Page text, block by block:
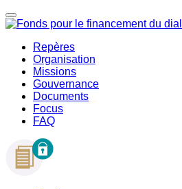
Repères
Organisation
Missions
Gouvernance
Documents
Focus
FAQ